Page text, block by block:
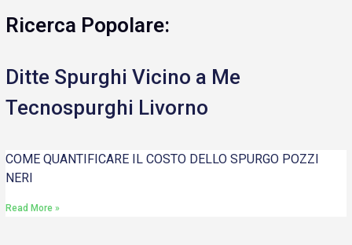
Ricerca Popolare:
Ditte Spurghi Vicino a Me
Tecnospurghi Livorno
COME QUANTIFICARE IL COSTO DELLO SPURGO POZZI
NERI
Read More »